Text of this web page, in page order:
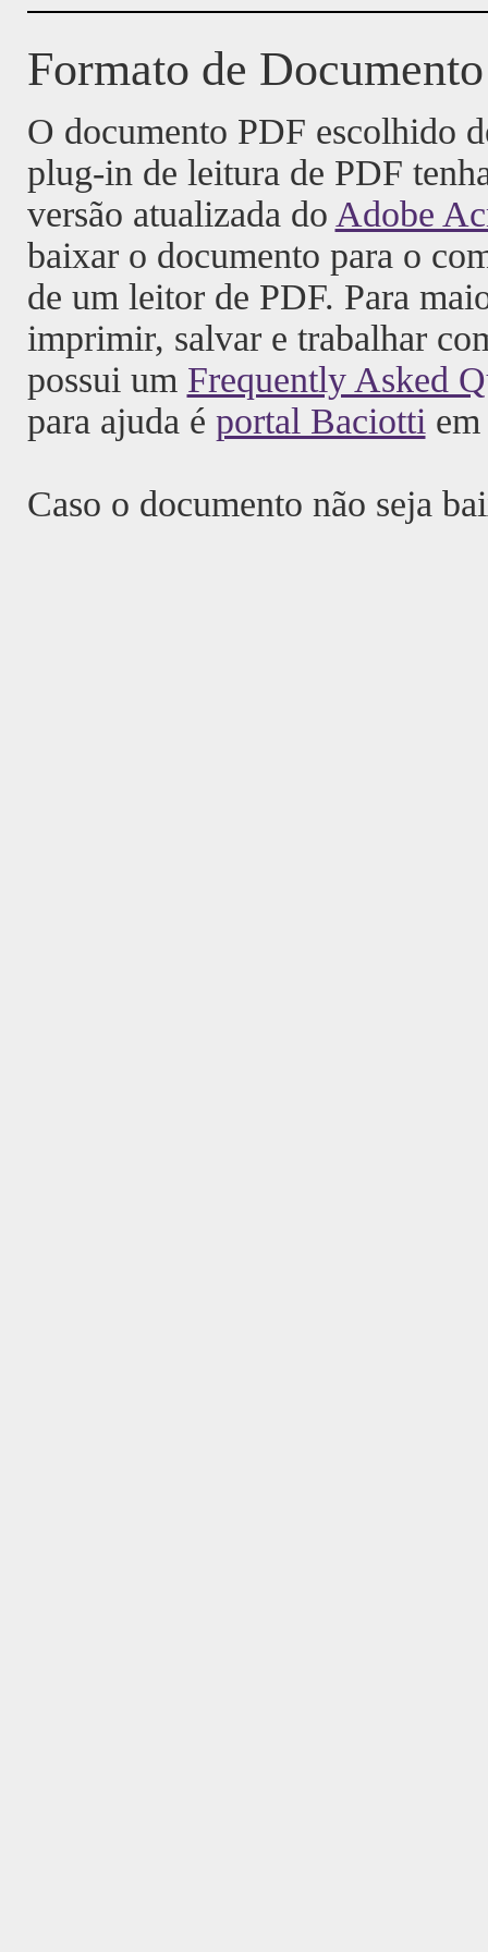
Formato de
O documento PDF escolhido
plug-in de leitura de PDF
versão atualizada do Adobe
baixar o documento para o
de um leitor de PDF. Para
imprimir, salvar e trabalhar
possui um Frequently Asked
para ajuda é portal Baciotti
Caso o documento não seja